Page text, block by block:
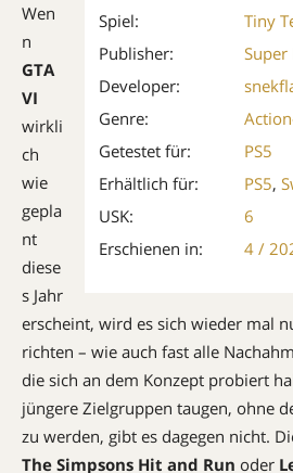
Spiel:
Tiny
Publisher:
Super
Developer:
Genre:
Getestet für:
PS5
Erhältlich für:
PS5,
USK:
6
Erschienen in:
4 /
Wen
n
GTA
VI
wirkli
ch
wie
gepla
nt
diese
s Jahr
erscheint, wird es sich wieder mal
richten – wie auch fast alle
die sich an dem Konzept probiert
jüngere Zielgruppen taugen, ohne
zu werden, gibt es dagegen nicht.
The Simpsons Hit and Run oder